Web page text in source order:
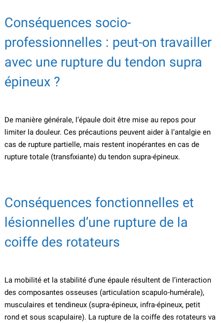
Conséquences socio-
professionnelles : peut-on travailler
avec une rupture du tendon supra
épineux ?
De manière générale, l’épaule doit être mise au repos pour
limiter la douleur. Ces précautions peuvent aider à l’antalgie en
cas de rupture partielle, mais restent inopérantes en cas de
rupture totale (transfixiante) du tendon supra-épineux.
Conséquences fonctionnelles et
lésionnelles d’une rupture de la
coiffe des rotateurs
La mobilité et la stabilité d’une épaule résultent de l’interaction
des composantes osseuses (articulation scapulo-humérale),
musculaires et tendineux (supra-épineux, infra-épineux, petit
rond et sous scapulaire). La rupture de la coiffe des rotateurs va